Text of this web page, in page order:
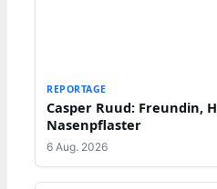
REPORTAGE
Casper Ruud: Freundin,
Nasenpflaster
6 Aug. 2026